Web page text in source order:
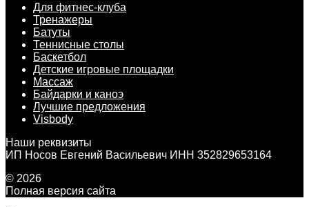
Для фитнес-клуба
Тренажеры
Батуты
Теннисные столы
Баскетбол
Детские игровые площадки
Массаж
Байдарки и каноэ
Лучшие предложения
Visbody
Наши реквизиты
ИП Носов Евгений Васильевич ИНН 352829653164
© 2026
Полная версия сайта